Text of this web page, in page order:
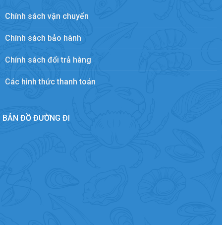
Chính sách vận chuyển
Chính sách bảo hành
Chính sách đổi trả hàng
Các hình thức thanh toán
BẢN ĐỒ ĐƯỜNG ĐI